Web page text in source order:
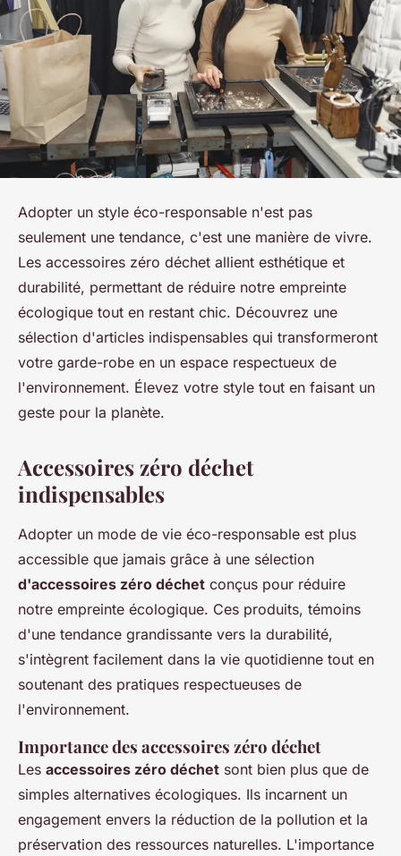
Adopter un style éco-responsable n'est pas
seulement une tendance, c'est une manière de vivre.
Les accessoires zéro déchet allient esthétique et
durabilité, permettant de réduire notre empreinte
écologique tout en restant chic. Découvrez une
sélection d'articles indispensables qui transformeront
votre garde-robe en un espace respectueux de
l'environnement. Élevez votre style tout en faisant un
geste pour la planète.
Accessoires zéro déchet
indispensables
Adopter un mode de vie éco-responsable est plus
accessible que jamais grâce à une sélection
d'accessoires zéro déchet conçus pour réduire
notre empreinte écologique. Ces produits, témoins
d'une tendance grandissante vers la durabilité,
s'intègrent facilement dans la vie quotidienne tout en
soutenant des pratiques respectueuses de
l'environnement.
Importance des accessoires zéro déchet
Les accessoires zéro déchet sont bien plus que de
simples alternatives écologiques. Ils incarnent un
engagement envers la réduction de la pollution et la
préservation des ressources naturelles. L'importance